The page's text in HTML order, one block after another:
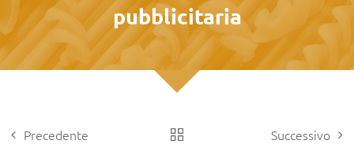
pubblicitaria
Precedente Successivo